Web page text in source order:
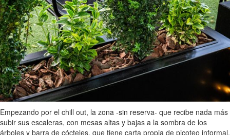
Empezando por el chill out, la zona -sin reserva- que recibe nada más
subir sus escaleras, con mesas altas y bajas a la sombra de los
árboles y barra de cócteles, que tiene carta propia de picoteo informal.